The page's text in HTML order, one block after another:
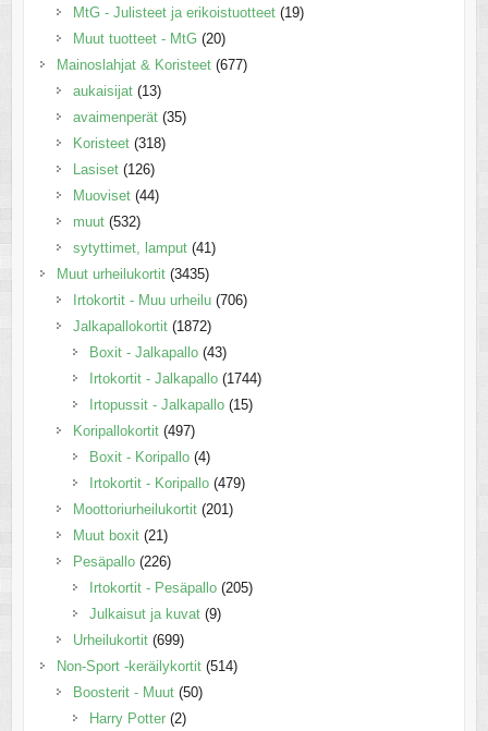
MtG - Julisteet ja erikoistuotteet (19)
Muut tuotteet - MtG (20)
Mainoslahjat & Koristeet (677)
aukaisijat (13)
avaimenperät (35)
Koristeet (318)
Lasiset (126)
Muoviset (44)
muut (532)
sytyttimet, lamput (41)
Muut urheilukortit (3435)
Irtokortit - Muu urheilu (706)
Jalkapallokortit (1872)
Boxit - Jalkapallo (43)
Irtokortit - Jalkapallo (1744)
Irtopussit - Jalkapallo (15)
Koripallokortit (497)
Boxit - Koripallo (4)
Irtokortit - Koripallo (479)
Moottoriurheilukortit (201)
Muut boxit (21)
Pesäpallo (226)
Irtokortit - Pesäpallo (205)
Julkaisut ja kuvat (9)
Urheilukortit (699)
Non-Sport -keräilykortit (514)
Boosterit - Muut (50)
Harry Potter (2)